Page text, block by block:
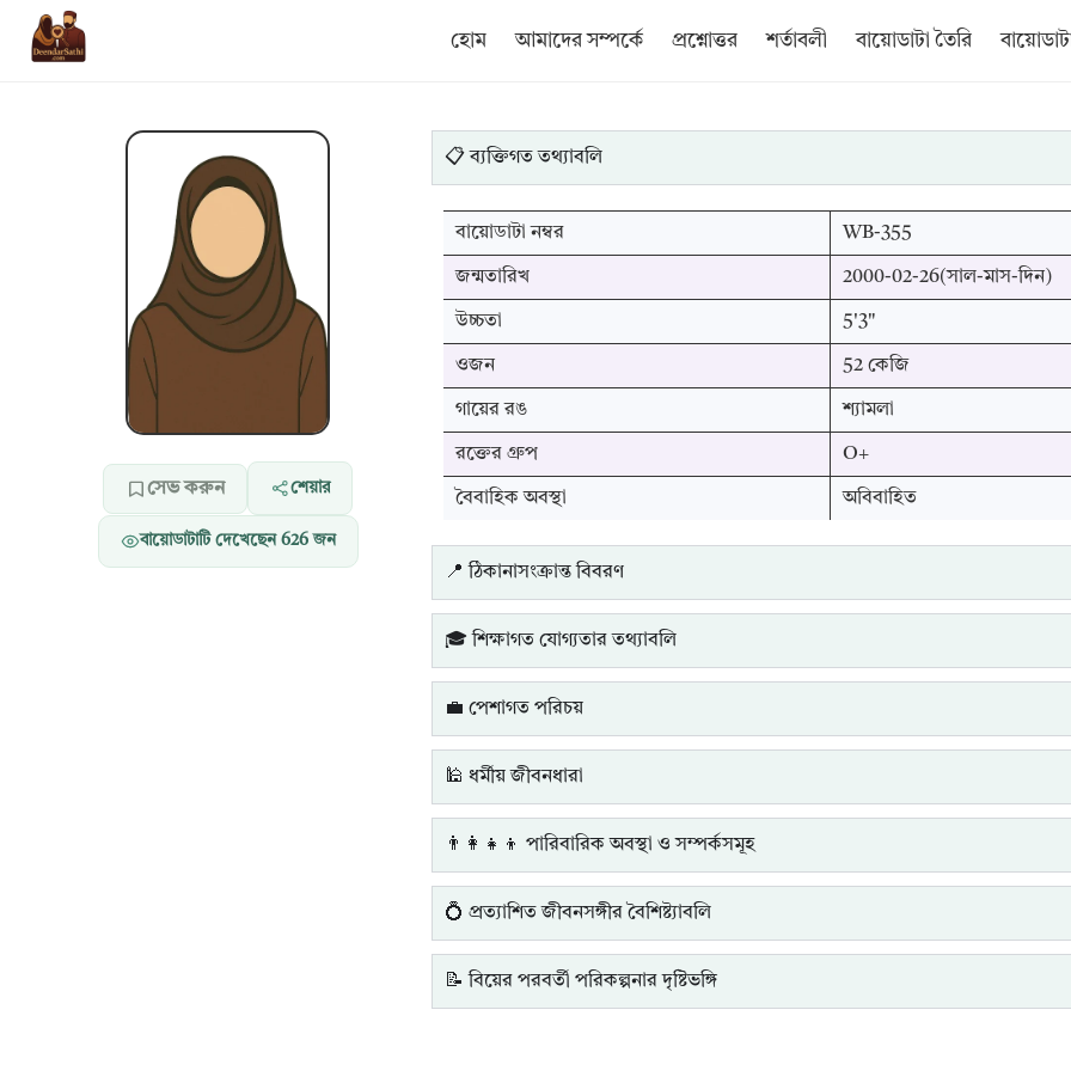
হোম আমাদের সম্পর্কে প্রশ্নোত্তর শর্তাবলী বায়োডাটা তৈরি
সেভ করুন শেয়ার
বায়োডাটাটি দেখেছেন 626জন
📋 ব্যক্তিগত তথ্যাবলি
বায়োডাটা নম্বর WB-355
জন্মতারিখ 2000-02-26(সাল-মাস-দিন)
উচ্চতা 5'3"
ওজন 52 কেজি
গায়ের রঙ শ্যামলা
রক্তের গ্রুপ O+
বৈবাহিক অবস্থা অবিবাহিত
📍 ঠিকানাসংক্রান্ত বিবরণ
🎓 শিক্ষাগত যোগ্যতার তথ্যাবলি
💼 পেশাগত পরিচয়
🕌 ধর্মীয় জীবনধারা
👨‍👩‍👧‍👦 পারিবারিক অবস্থা ও সম্পর্কসমূহ
💍 প্রত্যাশিত জীবনসঙ্গীর বৈশিষ্ট্যাবলি
📝 বিয়ের পরবর্তী পরিকল্পনার দৃষ্টিভঙ্গি